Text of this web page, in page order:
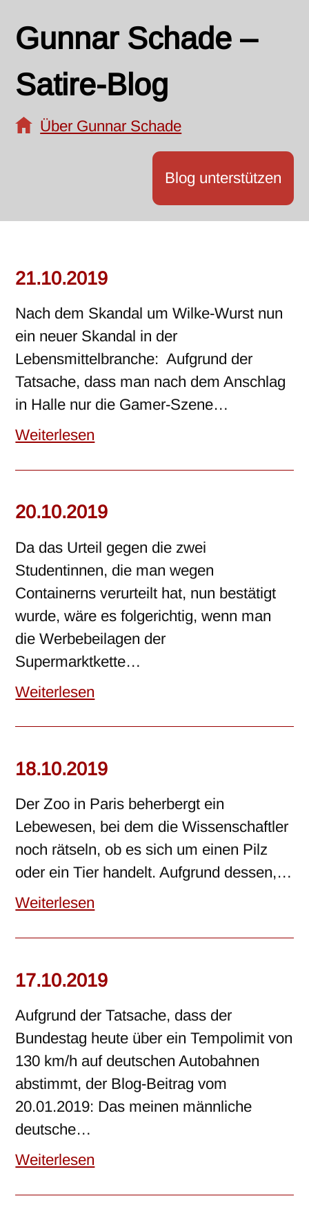
Gunnar Schade –
Satire-Blog
Über Gunnar Schade
Blog unterstützen
21.10.2019
Nach dem Skandal um Wilke-Wurst nun
ein neuer Skandal in der
Lebensmittelbranche: Aufgrund der
Tatsache, dass man nach dem Anschlag
in Halle nur die Gamer-Szene…
Weiterlesen
20.10.2019
Da das Urteil gegen die zwei
Studentinnen, die man wegen
Containerns verurteilt hat, nun bestätigt
wurde, wäre es folgerichtig, wenn man
die Werbebeilagen der
Supermarktkette…
Weiterlesen
18.10.2019
Der Zoo in Paris beherbergt ein
Lebewesen, bei dem die Wissenschaftler
noch rätseln, ob es sich um einen Pilz
oder ein Tier handelt. Aufgrund dessen,…
Weiterlesen
17.10.2019
Aufgrund der Tatsache, dass der
Bundestag heute über ein Tempolimit von
130 km/h auf deutschen Autobahnen
abstimmt, der Blog-Beitrag vom
20.01.2019: Das meinen männliche
deutsche…
Weiterlesen